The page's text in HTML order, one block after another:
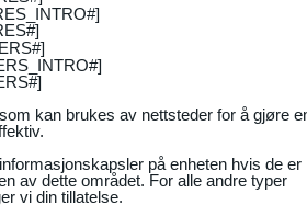
kan brukes av nettsteder for å gjøre
på enheten hvis de er
av dette området. For alle andre typer
vi din tillatelse.